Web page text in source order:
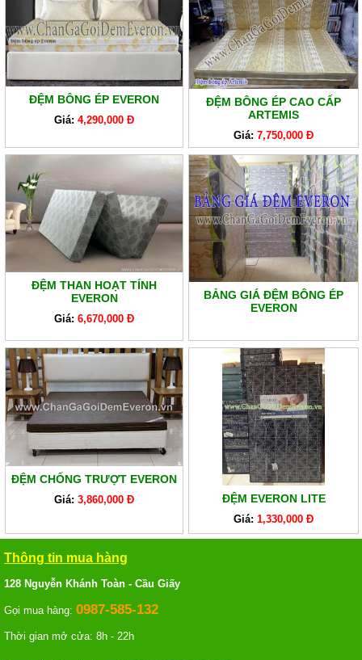
ĐỆM BÔNG ÉP EVERON
Giá: 4,290,000 Đ
ĐỆM BÔNG ÉP CAO CẤP
ARTEMIS
Giá: 7,750,000 Đ
ĐỆM THAN HOẠT TÍNH
EVERON
Giá: 6,670,000 Đ
BẢNG GIÁ ĐỆM BÔNG ÉP
EVERON
ĐỆM CHỐNG TRƯỢT EVERON
Giá: 3,860,000 Đ ĐỆM EVERON LITE
Giá: 1,330,000 Đ
Thông tin mua hàng
128 Nguyễn Khánh Toàn - Cầu Giấy
Gọi mua hàng: 0987-585-132
Thời gian mở cửa: 8h - 22h